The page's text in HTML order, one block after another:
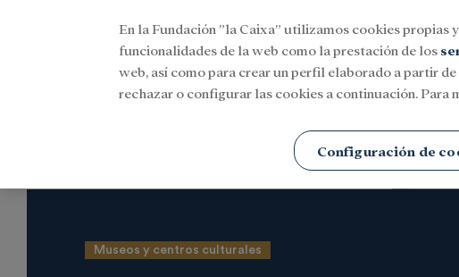
Museos y centros culturales
En la Fundación ”la Caixa” utilizamos cookies propias
funcionalidades de la web como la prestación de los
web, así como para crear un perfil elaborado a partir
rechazar o configurar las cookies a continuación. Para
Configuración de